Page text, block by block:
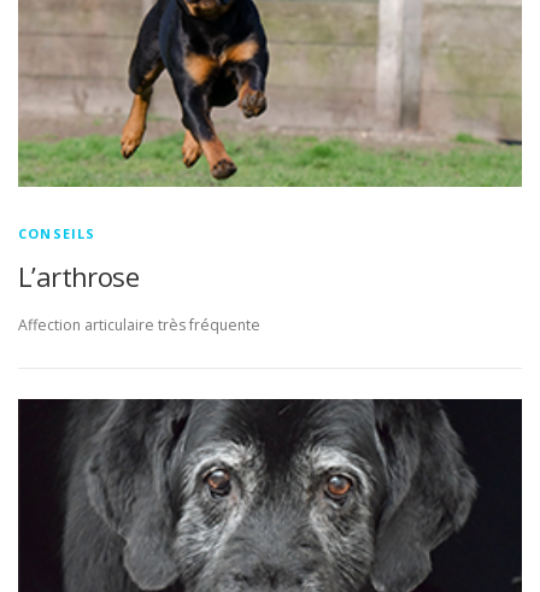
CONSEILS
L’arthrose
Affection articulaire très fréquente